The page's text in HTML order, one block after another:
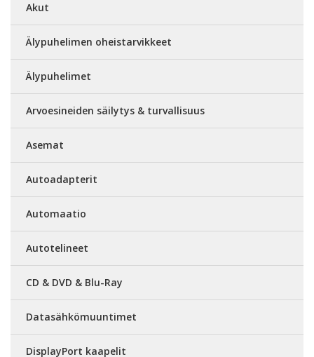
Akut
Älypuhelimen oheistarvikkeet
Älypuhelimet
Arvoesineiden säilytys & turvallisuus
Asemat
Autoadapterit
Automaatio
Autotelineet
CD & DVD & Blu-Ray
Datasähkömuuntimet
DisplayPort kaapelit